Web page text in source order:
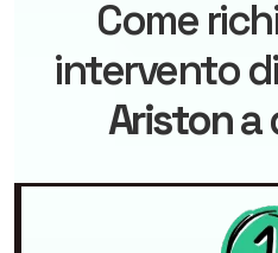
Come
intervento di
Aristona